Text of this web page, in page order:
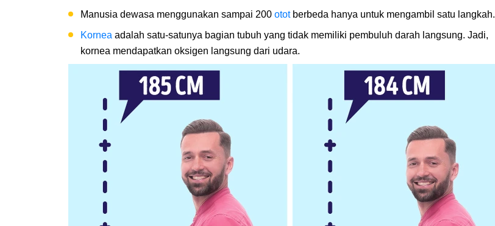
Manusia dewasa menggunakan sampai 200 ototberbeda hanya untuk mengambil satu langkah.
Kornea adalah satu-satunya bagian tubuh yang tidak memiliki pembuluh darah langsung. Jadi,
kornea mendapatkan oksigen langsung dari udara.